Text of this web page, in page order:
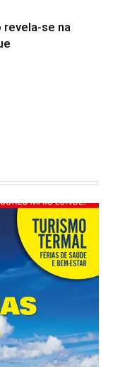
revela-se na